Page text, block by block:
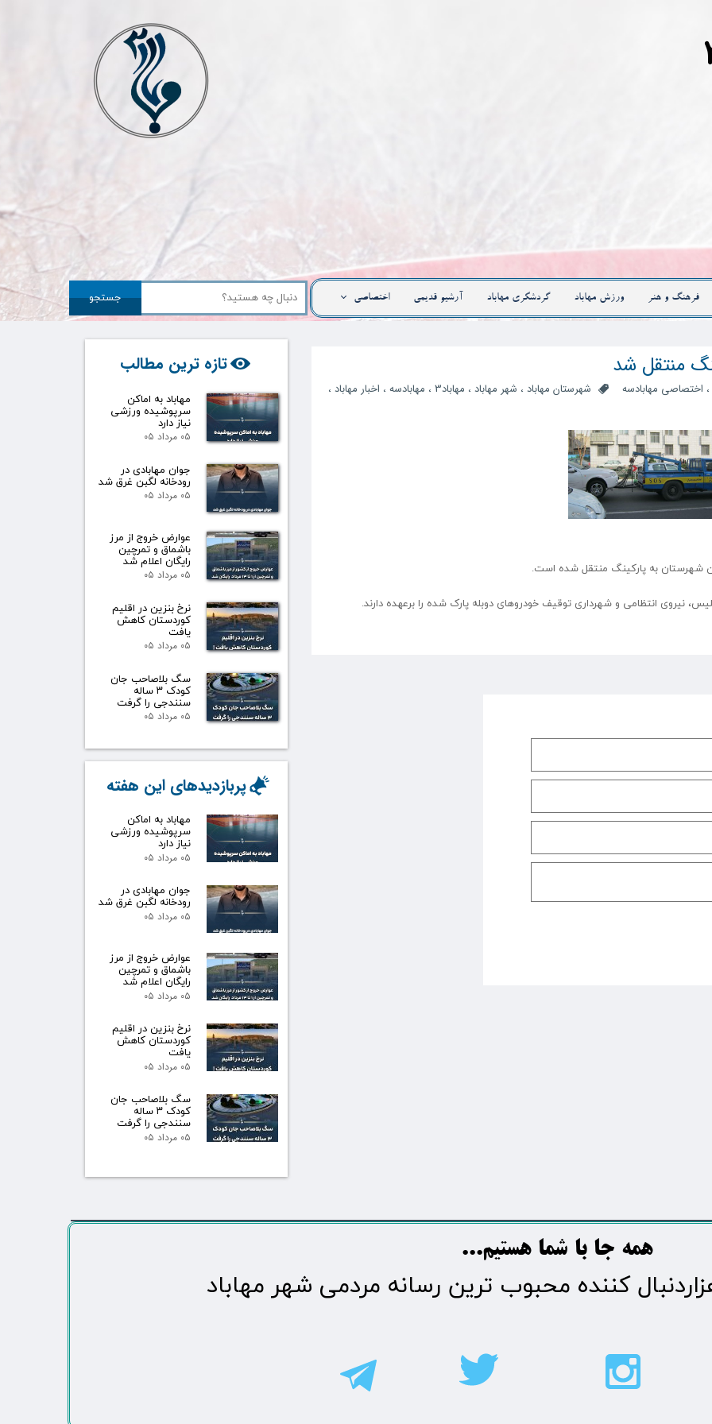
فرهنگ و هنر ورزش مهاباد گردشگری مهاباد آرشیو قدیمی اختصاصی جستجو
، اختصاصی مهابادسه شهرستان مهاباد ، شهر مهاباد ، مهاباد3 ، مهابادسه ، اخبار مهاباد ،
تازه ترین مطالب
مهاباد به اماکن
سرپوشیده ورزشی
نیاز دارد
۰۵ مرداد ۰۵
جوان مهابادی در
رودخانه لگبن غرق شد
۰۵ مرداد ۰۵
عوارض خروج از مرز
باشماق و تمرچین
رایگان اعلام شد
۰۵ مرداد ۰۵
نرخ بنزین در اقلیم
کوردستان کاهش
یافت
۰۵ مرداد ۰۵
سگ بلاصاحب جان
کودک ۳ ساله
سنندجی را گرفت
۰۵ مرداد ۰۵
مهاباد به اماکن
سرپوشیده ورزشی
نیاز دارد
۰۵ مرداد ۰۵
جوان مهابادی در
رودخانه لگبن غرق شد
۰۵ مرداد ۰۵
عوارض خروج از مرز
باشماق و تمرچین
رایگان اعلام شد
۰۵ مرداد ۰۵
نرخ بنزین در اقلیم
کوردستان کاهش
یافت
۰۵ مرداد ۰۵
سگ بلاصاحب جان
کودک ۳ ساله
سنندجی را گرفت
۰۵ مرداد ۰۵
پربازدیدهای این هفته
​​​همه جا با شما هستیم...​​​​​​​​​​​​​​